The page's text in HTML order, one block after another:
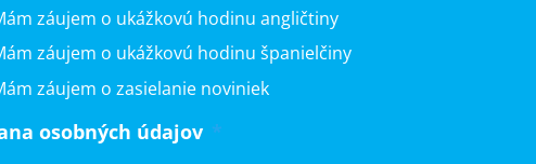
záujem o ukážkovú hodinu angličtiny
záujem o ukážkovú hodinu španielčiny
záujem o zasielanie noviniek
osobných údajov *